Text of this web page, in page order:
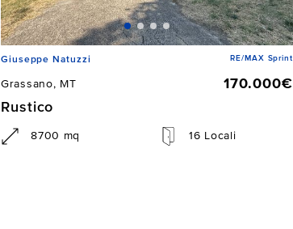
Giuseppe Natuzzi RE/MAX Sprint
Grassano, MT
170.000€
Rustico
8700 mq 16 Locali